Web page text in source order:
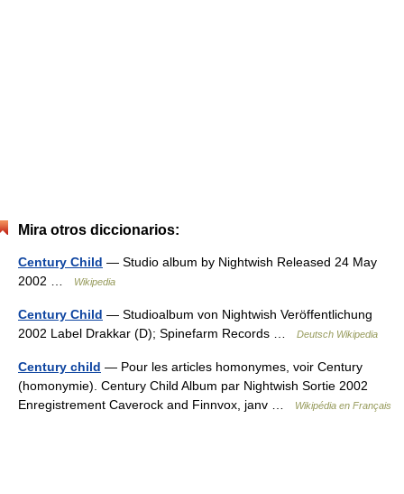
Mira otros diccionarios:
Century Child — Studio album by Nightwish Released 24 May
2002 …
Wikipedia
Century Child — Studioalbum von Nightwish Veröffentlichung
2002 Label Drakkar (D); Spinefarm Records …
Deutsch Wikipedia
Century child — Pour les articles homonymes, voir Century
(homonymie). Century Child Album par Nightwish Sortie 2002
Enregistrement Caverock and Finnvox, janv …
Wikipédia en Français